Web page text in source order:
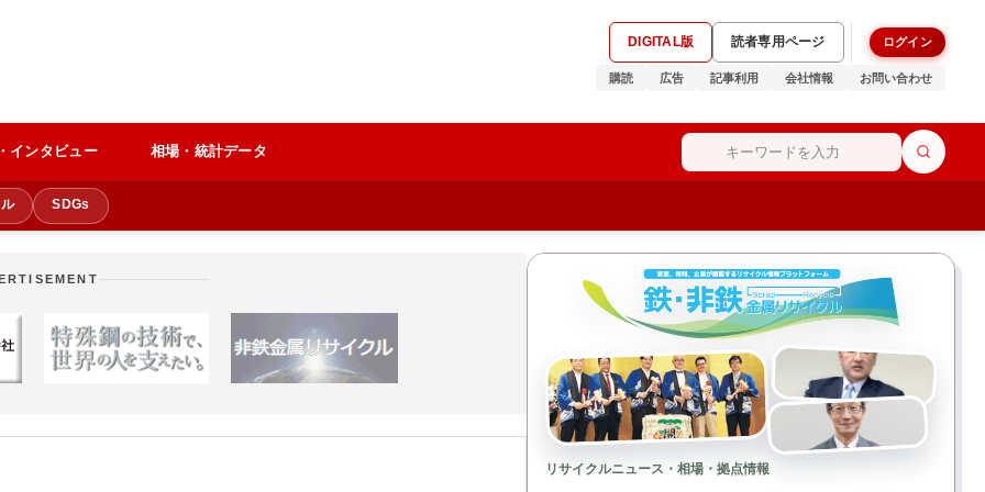
DIGITAL版 読者専用ページ ログイン
購読 広告 記事利用 会社情報 お問い合わせ
インタビュー 相場・統計データ
SDGs
リサイクルニュース・相場・拠点情報